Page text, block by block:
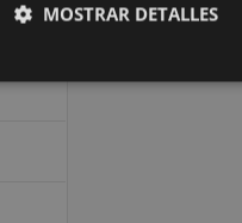
MOSTRAR DETALLES